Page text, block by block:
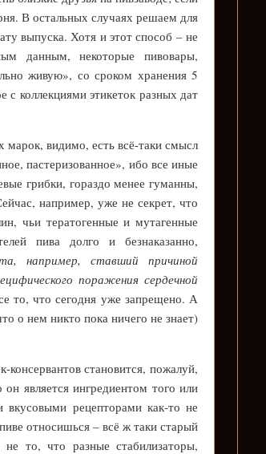
В остальных случаях решаем для
выпуска. Хотя и этот способ – не
данным, некоторые пивовары,
живую», со сроком хранения 5
с коллекциями этикеток разных дат
марок, видимо, есть всё-таки смысл
пастеризованное», ибо все иные
грибки, гораздо менее гуманны,
например, уже не секрет, что
чьи тератогенные и мутагенные
пива долго и безнаказанно,
например, ставший причиной
поражения сердечной
то, что сегодня уже запрещено. А
о нем никто пока ничего не знает)
становится, пожалуй,
является ингредиентом того или
рецепторами как-то не
относишься – всё ж таки старый
то, что разные стабилизаторы,